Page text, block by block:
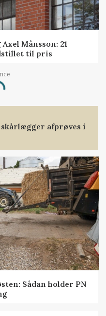
Månsson: 21
til pris
afprøves i
Sådan holder PN